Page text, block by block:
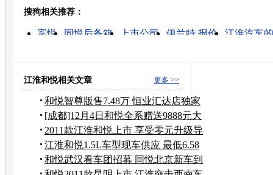
搜狗相关推荐：
宾悦 同悦后备箱 上市公司 伊兰特 报价
江淮汽车
更多 >>
江淮和悦相关文章
和悦智尊版售7.48万 恒业汇达店独家
推出
[成都]12月4日和悦全系赠送9888元大
礼包
2011款江淮和悦上市 享受零元升级导
航
江淮和悦1.5L车型现车供应 最低6.58
万起
和悦武汉看车团招募 同悦北京新车到